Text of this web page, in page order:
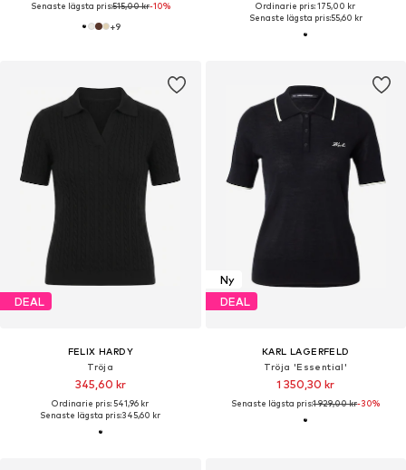
Senaste lägsta pris:515,00 kr-10%
+9
Ordinarie pris: 175,00 kr
Senaste lägsta pris:55,60 kr
DEAL
FELIX HARDY
Tröja
345,60 kr
Ordinarie pris: 541,96 kr
Senaste lägsta pris:345,60 kr
Ny
DEAL
KARL LAGERFELD
Tröja 'Essential'
1 350,30 kr
Senaste lägsta pris:1 929,00 kr-30%